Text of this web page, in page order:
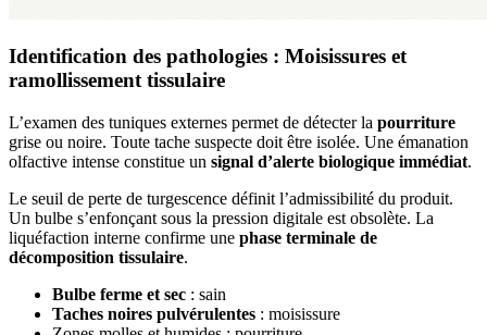
Identification des pathologies : Moisissures et
ramollissement tissulaire
L’examen des tuniques externes permet de détecter la pourriture
grise ou noire. Toute tache suspecte doit être isolée. Une émanation
olfactive intense constitue un signal d’alerte biologique immédiat.
Le seuil de perte de turgescence définit l’admissibilité du produit.
Un bulbe s’enfonçant sous la pression digitale est obsolète. La
liquéfaction interne confirme une phase terminale de
décomposition tissulaire.
Bulbe ferme et sec : sain
Taches noires pulvérulentes : moisissure